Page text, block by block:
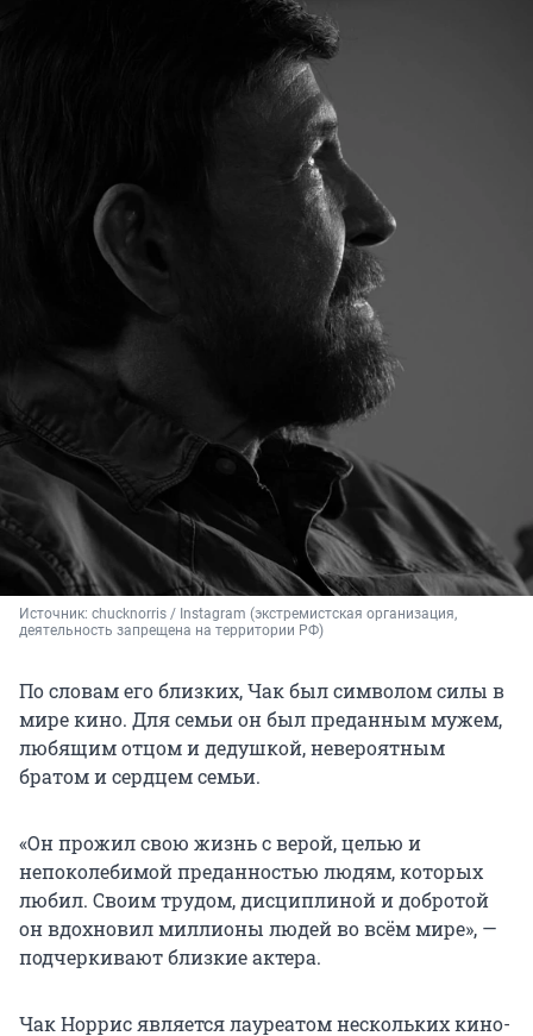
Источник: chucknorris / Instagram (экстремистская организация,
деятельность запрещена на территории РФ)
По словам его близких, Чак был символом силы в
мире кино. Для семьи он был преданным мужем,
любящим отцом и дедушкой, невероятным
братом и сердцем семьи.
«Он прожил свою жизнь с верой, целью и
непоколебимой преданностью людям, которых
любил. Своим трудом, дисциплиной и добротой
он вдохновил миллионы людей во всём мире», —
подчеркивают близкие актера.
Чак Норрис является лауреатом нескольких кино-